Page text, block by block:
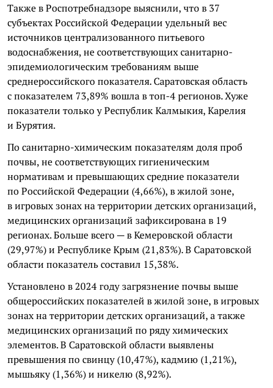
Также в Роспотребнадзоре выяснили, что в 37
субъектах Российской Федерации удельный вес
источников централизованного питьевого
водоснабжения, не соответствующих санитарно-
эпидемиологическим требованиям выше
среднероссийского показателя. Саратовская область
с показателем 73,89% вошла в топ-4 регионов. Хуже
показатели только у Республик Калмыкия, Карелия
и Бурятия.
По санитарно-химическим показателям доля проб
почвы, не соответствующих гигиеническим
нормативам и превышающих средние показатели
по Российской Федерации (4,66%), в жилой зоне,
в игровых зонах на территории детских организаций,
медицинских организаций зафиксирована в 19
регионах. Больше всего — в Кемеровской области
(29,97%) и Республике Крым (21,83%). В Саратовской
области показатель составил 15,38%.
Установлено в 2024 году загрязнение почвы выше
общероссийских показателей в жилой зоне, в игровых
зонах на территории детских организаций, а также
медицинских организаций по ряду химических
элементов. В Саратовской области выявлены
превышения по свинцу (10,47%), кадмию (1,21%),
мышьяку (1,36%) и никелю (8,92%).